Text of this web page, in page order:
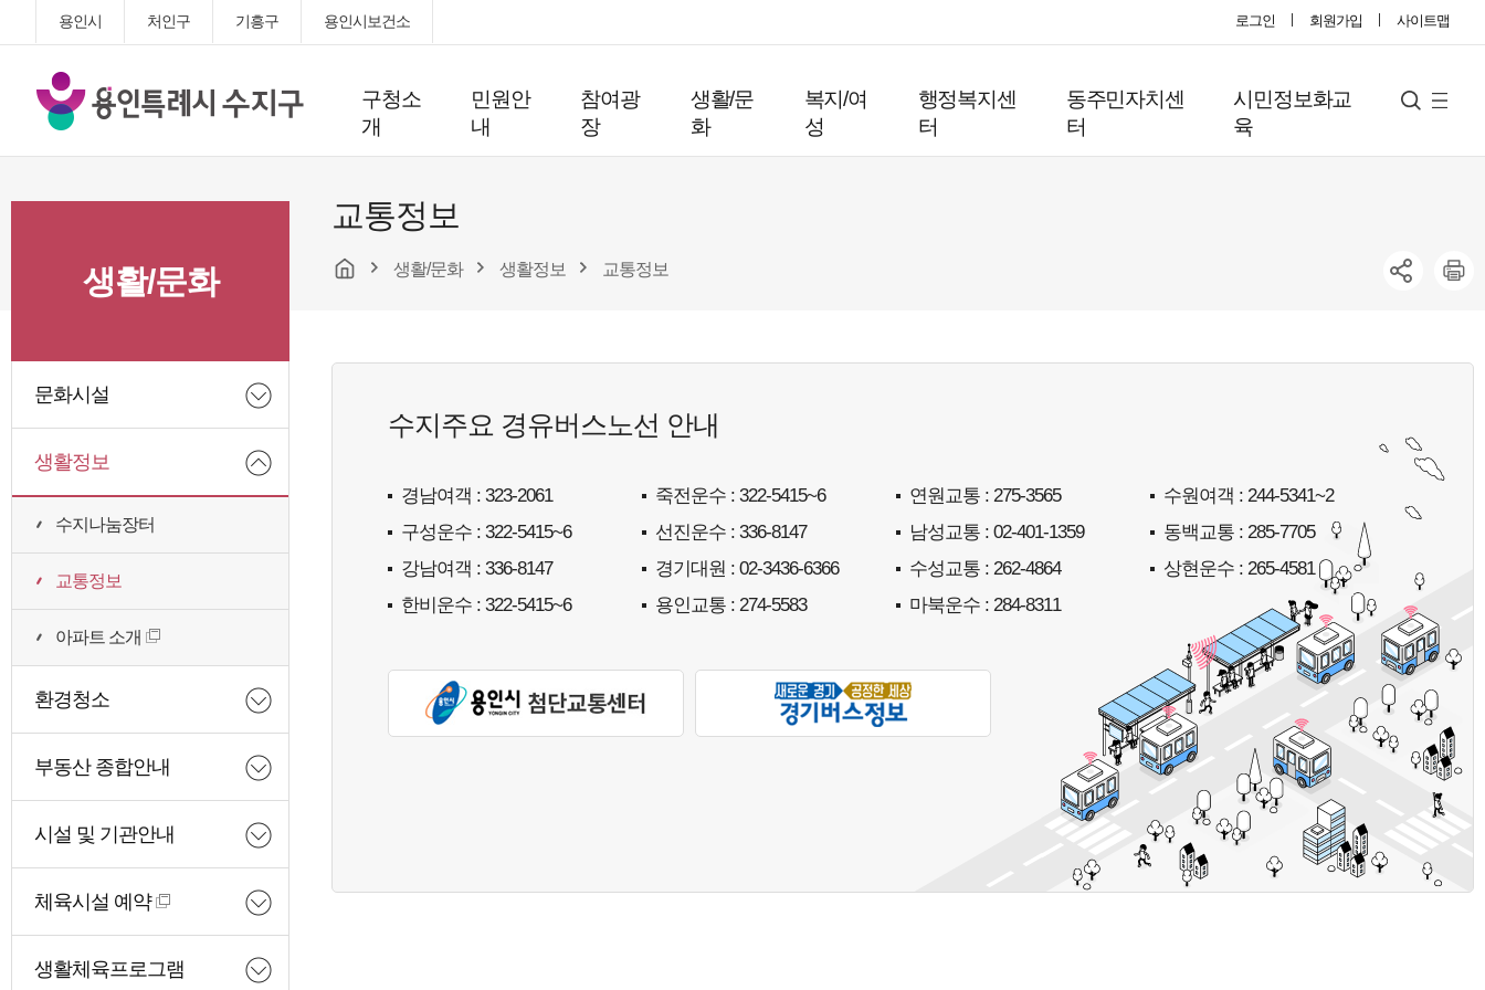
용인시 처인구 기흥구 용인시보건소 로그인 회원가입 사이트맵
용
인
특
시
구청소
개
민원안
내
참여광
장
생활/문
화
복지/여
성
행정복지센
터
동주민자치센
터
시민정보화교
육
검
사
트
생활/문화
문화시설
생활정보
수지나눔장터
교통정보
아파트 소개
환경청소
부동산 종합안내
시설 및 기관안내
체육시설 예약
생활체육프로그램
교통정보
생활/문화 생활정보 교통정보
수지주요 경유버스노선 안내
경남여객 : 323-2061 죽전운수 : 322-5415~6 연원교통 : 275-3565 수원여객 : 244-5341~2
구성운수 : 322-5415~6 선진운수 : 336-8147 남성교통 : 02-401-1359 동백교통 : 285-7705
강남여객 : 336-8147 경기대원 : 02-3436-6366 수성교통 : 262-4864 상현운수 : 265-4581
한비운수 : 322-5415~6 용인교통 : 274-5583 마북운수 : 284-8311